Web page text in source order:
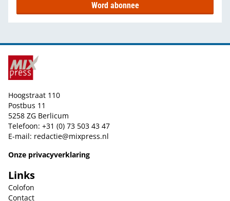
Word abonnee
Hoogstraat 110
Postbus 11
5258 ZG Berlicum
Telefoon: +31 (0) 73 503 43 47
E-mail: redactie@mixpress.nl
Onze privacyverklaring
Links
Colofon
Contact